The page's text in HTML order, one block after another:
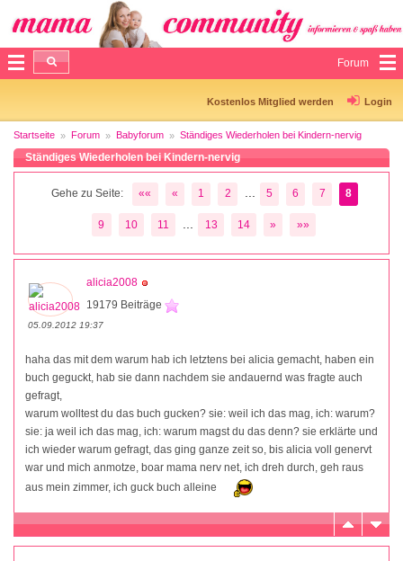
Forum
Kostenlos Mitglied werden Login
Startseite Forum Babyforum Ständiges Wiederholen bei Kindern-nervig
Ständiges Wiederholen bei Kindern-nervig
Gehe zu Seite: «« « 1 2 5 6 7 8
9 10 11 13 14 » »»
alicia2008
19179 Beiträge
05.09.2012 19:37
haha das mit dem warum hab ich letztens bei alicia gemacht, haben ein
buch geguckt, hab sie dann nachdem sie andauernd was fragte auch
gefragt,
warum wolltest du das buch gucken? sie: weil ich das mag, ich: warum?
sie: ja weil ich das mag, ich: warum magst du das denn? sie erklärte und
ich wieder warum gefragt, das ging ganze zeit so, bis alicia voll genervt
war und mich anmotze, boar mama nerv net, ich dreh durch, geh raus
aus mein zimmer, ich guck buch alleine